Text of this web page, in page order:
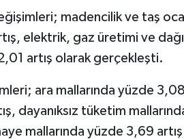
madencilik ve taş
elektrik, gaz üretimi ve
artış olarak gerçekleşti.
ara mallarında yüzde 3,08
dayanıksız tüketim
mallarında yüzde 3,69